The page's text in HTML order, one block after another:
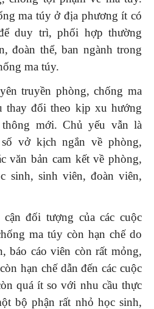
ma túy ở địa phương ít có
duy trì, phối hợp thường
đoàn thể, ban ngành trong
ma túy.
truyền phòng, chống ma
thay đổi theo kịp xu hướng
mới. Chủ yếu vẫn là
vở kịch ngắn về phòng,
văn bản cam kết về phòng,
sinh, sinh viên, đoàn viên,
đối tượng của các cuộc
ma túy còn hạn chế do
báo cáo viên còn rất mỏng,
hạn chế dẫn đến các cuộc
quá ít so với nhu cầu thực
bộ phận rất nhỏ học sinh,